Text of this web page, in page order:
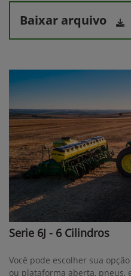
Baixar arquivo
Serie 6J - 6 Cilindros
Você pode escolher sua
ou plataforma aberta, pneus,